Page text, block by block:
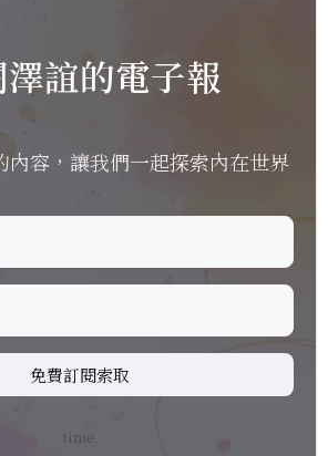
誼的電子報
內容，讓我們一起探索內在世界
免費訂閱索取
time.